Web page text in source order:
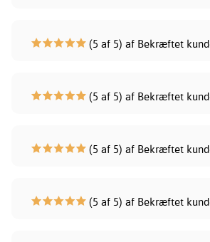
(5 af 5) af Bekræftet
(5 af 5) af Bekræftet
(5 af 5) af Bekræftet
(5 af 5) af Bekræftet